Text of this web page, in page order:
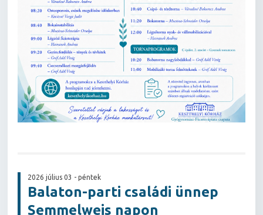
2026 július 03 - péntek
Balaton-parti családi ünnep